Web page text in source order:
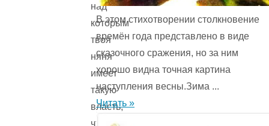
над
которым
твоя
няня
имеет
такую
власть,
что
В этом стихотворении столкновение
времён года представ­лено в виде
сказочного сражения, но за ним
хорошо видна точная картина
наступления весны.Зима ...
Читать »